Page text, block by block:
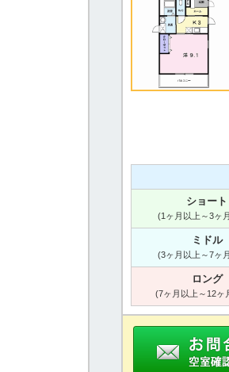
ショート
(1ヶ月以上～3ヶ
ミドル
(3ヶ月以上～7ヶ
ロング
(7ヶ月以上～12ヶ